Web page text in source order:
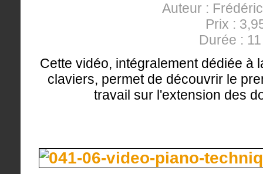
Auteur :
Prix :
Durée :
Cette vidéo, intégralement dédiée à
claviers, permet de découvrir le
travail sur l'extension des